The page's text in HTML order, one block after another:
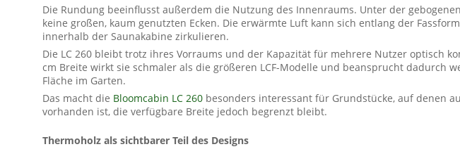
Die Rundung beeinflusst außerdem die Nutzung des Innenraums. Unter der
keine großen, kaum genutzten Ecken. Die erwärmte Luft kann sich entlang der
innerhalb der Saunakabine zirkulieren.
Die LC 260 bleibt trotz ihres Vorraums und der Kapazität für mehrere Nutzer optisch
cm Breite wirkt sie schmaler als die größeren LCF-Modelle und beansprucht dadurch
Fläche im Garten.
Das macht die Bloomcabin LC 260 besonders interessant für Grundstücke, auf denen
vorhanden ist, die verfügbare Breite jedoch begrenzt bleibt.
Thermoholz als sichtbarer Teil des Designs